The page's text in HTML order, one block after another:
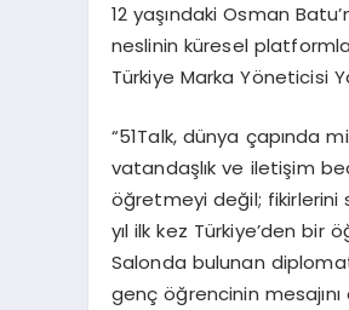
12 yaşındaki Osman
neslinin küresel
Türkiye Marka Yöneticisi
“51Talk, dünya çapında
vatandaşlık ve iletişim
öğretmeyi değil; fikirlerini
yıl ilk kez Türkiye’den bir
Salonda bulunan
genç öğrencinin